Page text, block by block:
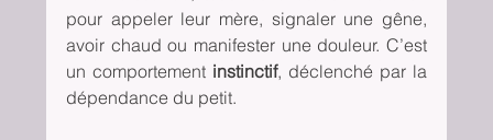
pour appeler leur mère, signaler une gêne,
avoir chaud ou manifester une douleur. C’est
un comportement instinctif, déclenché par la
dépendance du petit.